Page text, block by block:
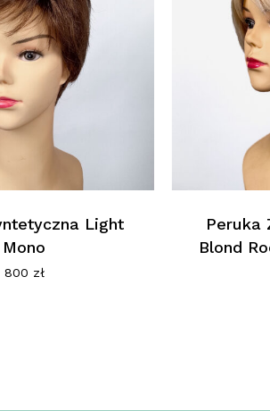
Light
Mono
800 zł
Peruka
Blond